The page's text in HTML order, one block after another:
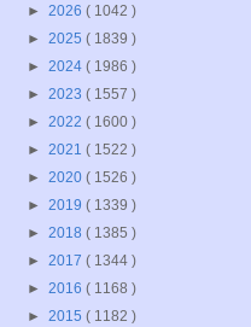
► 2026 ( 1042 )
► 2025 ( 1839 )
► 2024 ( 1986 )
► 2023 ( 1557 )
► 2022 ( 1600 )
► 2021 ( 1522 )
► 2020 ( 1526 )
► 2019 ( 1339 )
► 2018 ( 1385 )
► 2017 ( 1344 )
► 2016 ( 1168 )
► 2015 ( 1182 )